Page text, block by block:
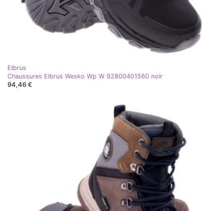
Elbrus
Chaussures Elbrus Wesko Wp W 92800401560 noir
94,46 €